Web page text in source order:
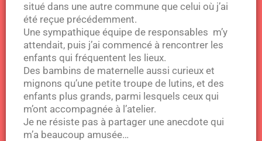
situé dans une autre commune que celui où j’ai
été reçue précédemment.
Une sympathique équipe de responsables m’y
attendait, puis j’ai commencé à rencontrer les
enfants qui fréquentent les lieux.
Des bambins de maternelle aussi curieux et
mignons qu’une petite troupe de lutins, et des
enfants plus grands, parmi lesquels ceux qui
m’ont accompagnée à l’atelier.
Je ne résiste pas à partager une anecdote qui
m’a beaucoup amusée…